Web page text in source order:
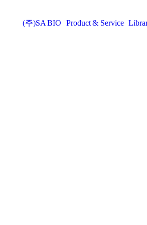
(주)SA BIO Product & Service